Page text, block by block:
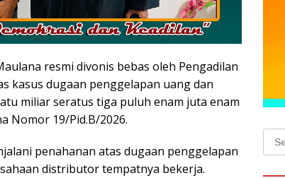
resmi divonis bebas oleh Pengadilan
kasus dugaan penggelapan uang dan
miliar seratus tiga puluh enam juta enam
Nomor 19/Pid.B/2026.
penahanan atas dugaan penggelapan
distributor tempatnya bekerja.